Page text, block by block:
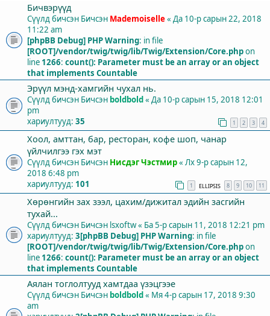
Бичвэрүүд
Сүүлд бичсэн Бичсэн Mademoiselle« Да 10-р сарын 22, 2018
11:22 am
[phpBB Debug] PHP Warning: in file
[ROOT]/vendor/twig/twig/lib/Twig/Extension/Core.phpon
line 1266: count(): Parameter must be an array or an object
that implements Countable
Эрүүл мэнд-хамгийн чухал нь.
Сүүлд бичсэн Бичсэн boldbold« Да 10-р сарын 15, 2018 12:01
pm
хариултууд: 35 1 2 3 4
Хоол, амттан, бар, ресторан, кофе шоп, чанар
үйлчилгээ гэх мэт
Сүүлд бичсэн Бичсэн Нисдэг Чэстмир« Лх 9-р сарын 12,
2018 6:48 pm
хариултууд: 101 1 ELLIPSIS 8 9 10 11
Хөрөнгийн зах зээл, цахим/дижитал эдийн засгийн
тухай...
Сүүлд бичсэн Бичсэн lsxoftw« Ба 5-р сарын 11, 2018 12:21 pm
хариултууд: 3[phpBB Debug] PHP Warning: in file
[ROOT]/vendor/twig/twig/lib/Twig/Extension/Core.phpon
line 1266: count(): Parameter must be an array or an object
that implements Countable
Аялан тоглолтууд хамтдаа үзэцгээе
Сүүлд бичсэн Бичсэн boldbold« Мя 4-р сарын 17, 2018 9:30
am